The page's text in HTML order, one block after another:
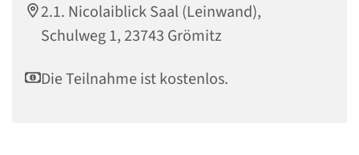
2.1. Nicolaiblick Saal (Leinwand),
Schulweg 1, 23743 Grömitz
Die Teilnahme ist kostenlos.